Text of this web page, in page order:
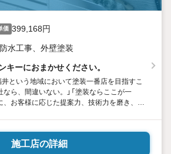
価 399,168円
水工事、外壁塗装
キーにおまかせください。
という地域において塗装一番店を目指すこ
なら、間違いない。」「塗装ならここが一
、お客様に応じた提案力、技術力を磨き、お
施工店の詳細